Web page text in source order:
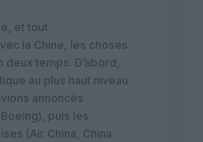
et tout
la Chine, les choses
temps. D’abord,
au plus haut niveau
annoncés
puis les
(Air China, China